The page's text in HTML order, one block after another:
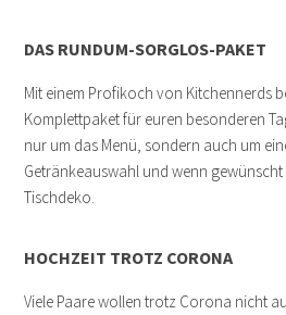
DAS RUNDUM-SORGLOS-PAKET
Mit einem Profikoch von Kitchennerds
Komplettpaket für euren besonderen
nur um das Menü, sondern auch um
Getränkeauswahl und wenn
Tischdeko.
HOCHZEIT TROTZ CORONA
Viele Paare wollen trotz Corona nicht